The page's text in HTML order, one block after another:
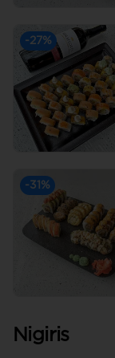
-27%
-31 %
Nigiris